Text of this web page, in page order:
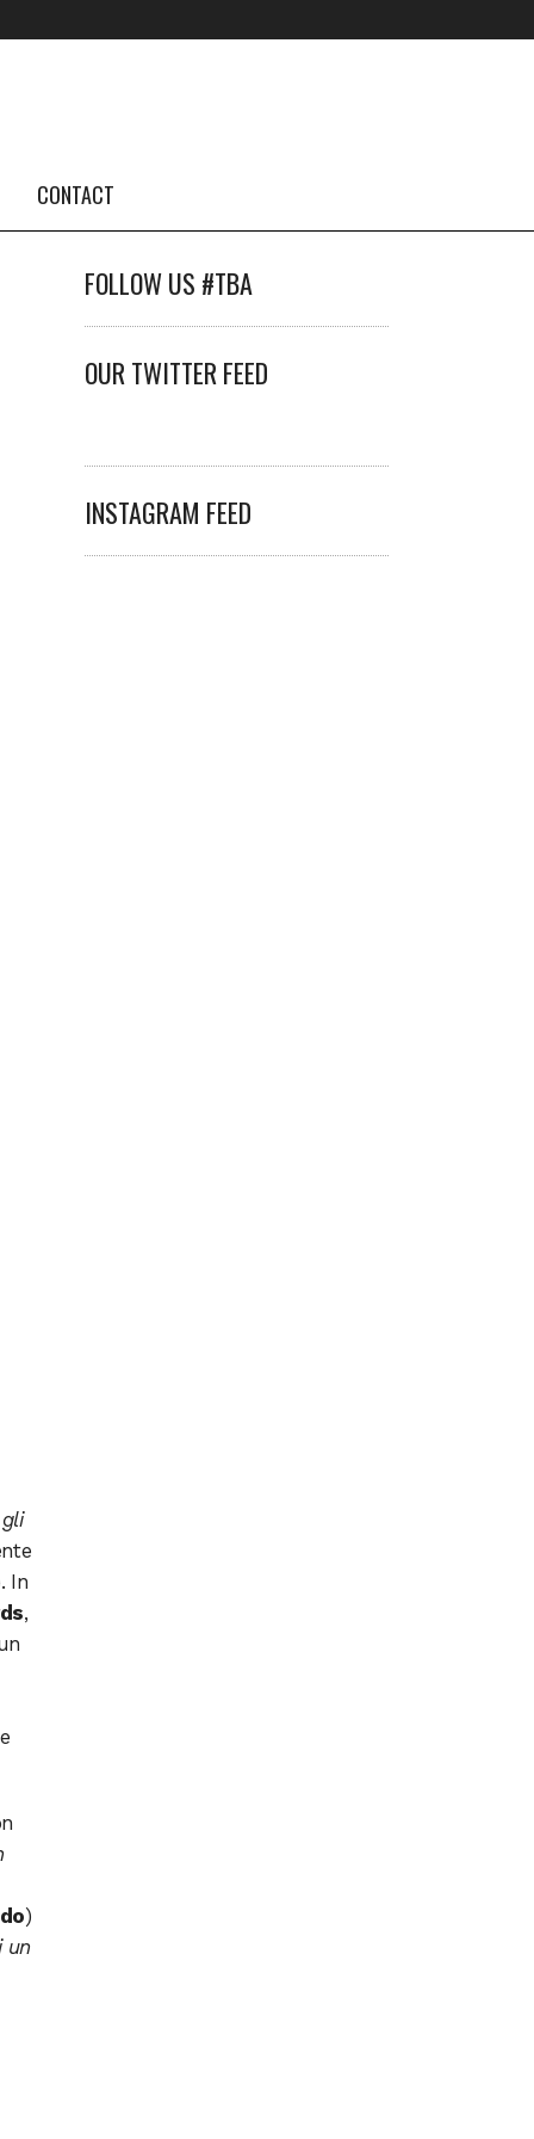
CONTACT
In
,
)
un
FOLLOW US #TBA
OUR TWITTER FEED
INSTAGRAM FEED